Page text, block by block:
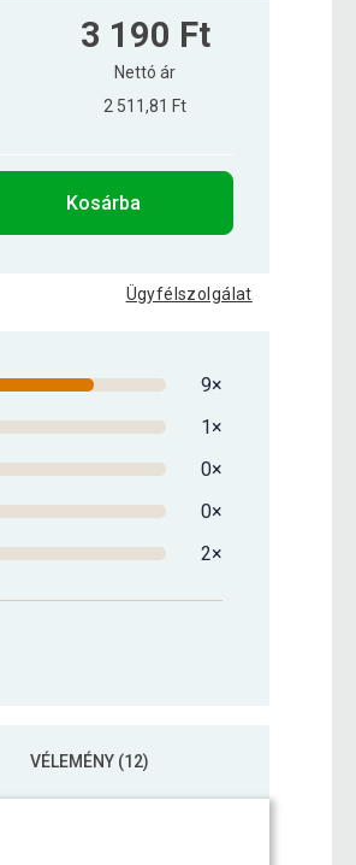
1 390 Ft
3 190 Ft
Nettó ár
2 511,81 Ft
Kosárba
Ügyfélszolgálat
9×
1×
0×
0×
2×
VÉLEMÉNY (12)